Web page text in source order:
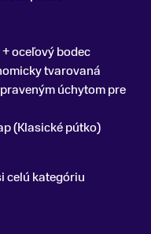
oceľový bodec
tvarovaná
úchytom pre
(Klasické pútko)
celú kategóriu